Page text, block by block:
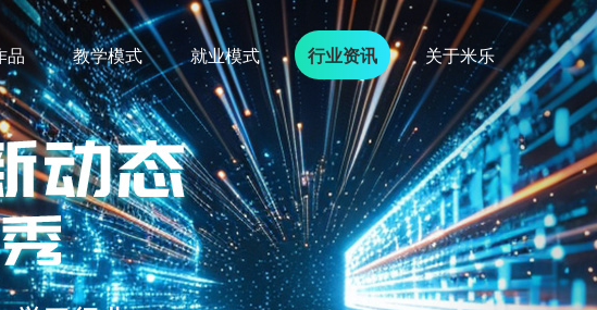
品 教学模式 就业模式 行业资讯 关于米乐